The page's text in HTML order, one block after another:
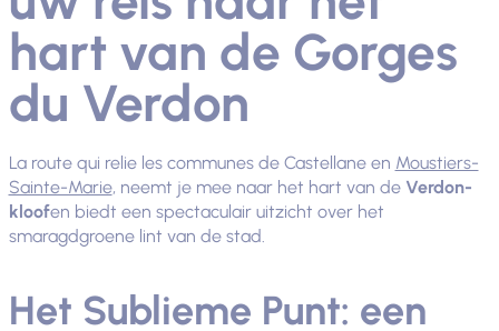
hart van de Gorges
du Verdon
La route qui relie les communes de Castellane en Moustiers-
Sainte-Marie, neemt je mee naar het hart van de Verdon-
kloofen biedt een spectaculair uitzicht over het
smaragdgroene lint van de stad.
Het Sublieme Punt: een